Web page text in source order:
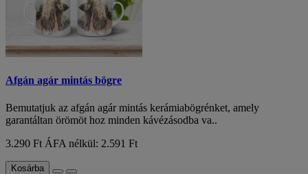
Afgán agár mintás bögre
Bemutatjuk az afgán agár mintás kerámiabögrénket, amely
garantáltan örömöt hoz minden kávézásodba va..
3.290 Ft ÁFA nélkül: 2.591 Ft
Kosárba